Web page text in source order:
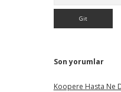
Son yorumlar
Koopere Hasta Ne